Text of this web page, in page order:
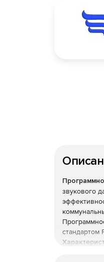
звукового
стандартом